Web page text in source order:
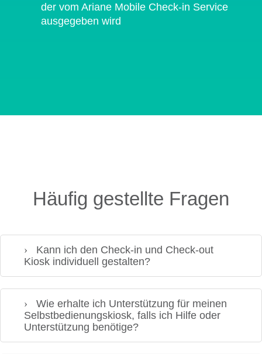
der vom Ariane Mobile Check-in Service
ausgegeben wird
Häufig gestellte Fragen
Kann ich den Check-in und Check-out
Kiosk individuell gestalten?
Wie erhalte ich Unterstützung für meinen
Selbstbedienungskiosk, falls ich Hilfe oder
Unterstützung benötige?